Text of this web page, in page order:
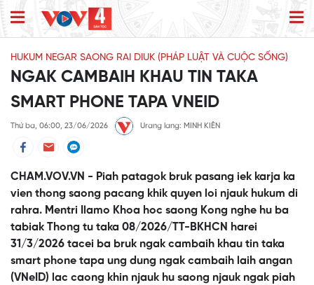
HUKUM NEGAR SAONG RAI DIUK (PHÁP LUẬT VÀ CUỘC SỐNG)
NGAK CAMBAIH KHAU TIN TAKA
SMART PHONE TAPA VNEID
Thứ ba, 06:00, 23/06/2026 Urang lang: MINH KIÊN
CHAM.VOV.VN - Piah patagok bruk pasang iek karja ka
vien thong saong pacang khik quyen loi njauk hukum di
rahra. Mentri Ilamo Khoa hoc saong Kong nghe hu ba
tabiak Thong tu taka 08/2026/TT-BKHCN harei
31/3/2026 tacei ba bruk ngak cambaih khau tin taka
smart phone tapa ung dung ngak cambaih laih angan
(VNeID) lac caong khin njauk hu saong njauk ngak piah